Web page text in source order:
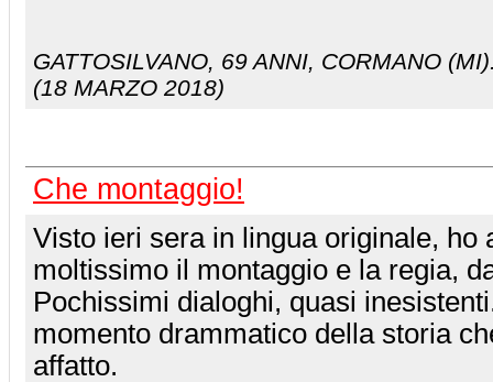
GATTOSILVANO, 69 ANNI, CORMANO
(18 MARZO 2018)
Che montaggio!
Visto ieri sera in lingua originale, ho
moltissimo il montaggio e la regia,
Pochissimi dialoghi, quasi
momento drammatico della storia
affatto.